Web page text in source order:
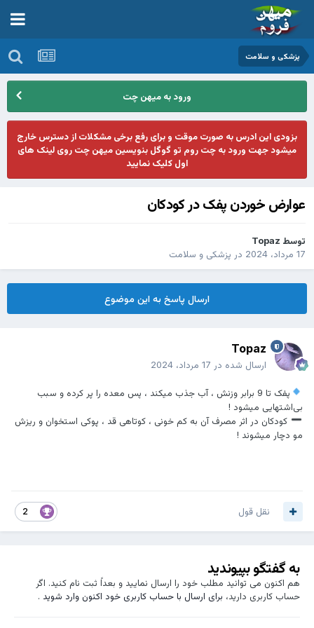
پزشکی و سلامت
ورود به میهن چت
بزودی این ادرس به صورت موقت و برای رفع برخی مشکلات از دسترس خارج
میشود جهت ورود به چت روم تو گوگل بنویسین میهن چت روی لینک های
اول کلیک نمایید
عوارض خوردن پفک در کودکان
توسط Topaz
17 مرداد، 2024
در پزشکی و سلامت
ارسال پاسخ به این موضوع
Topaz
ارسال شده در 17 مرداد، 2024
پفک تا 9 برابر وزنش ، آب جذب میکند ، پس معده را پر کرده و سبب
بی‌اشتهایی میشود !
کودکان در اثر مصرف آن به کم خونی ، کوتاهی قد ، پوکی استخوان و ریزش
مو دچار میشوند !
2 نقل قول
به گفتگو بپیوندید
هم اکنون می توانید مطلب خود را ارسال نمایید و بعداً ثبت نام کنید. اگر
حساب کاربری دارید، برای ارسال با حساب کاربری خود اکنون وارد شوید.